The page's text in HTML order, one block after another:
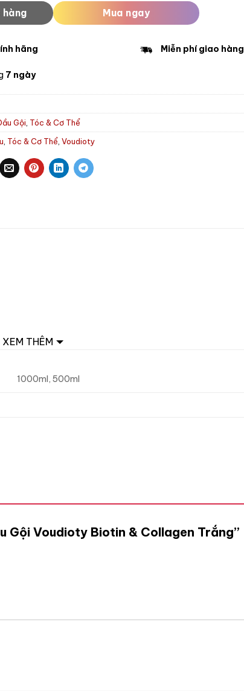
hàng Mua ngay
hãng Miễn phí giao hàng
7 ngày
Gội, Tóc & Cơ Thể
, Tóc & Cơ Thể,Voudioty
XEM THÊM
1000ml, 500ml
Gội Voudioty Biotin & Collagen Trắng”